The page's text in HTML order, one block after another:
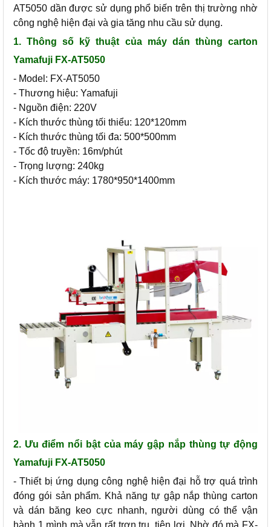
AT5050 dần được sử dụng phổ biến trên thị trường nhờ
công nghệ hiện đại và gia tăng nhu cầu sử dụng.
1. Thông số kỹ thuật của máy dán thùng carton
Yamafuji FX-AT5050
- Model: FX-AT5050
- Thương hiệu: Yamafuji
- Nguồn điện: 220V
- Kích thước thùng tối thiểu: 120*120mm
- Kích thước thùng tối đa: 500*500mm
- Tốc độ truyền: 16m/phút
- Trọng lượng: 240kg
- Kích thước máy: 1780*950*1400mm
2. Ưu điểm nổi bật của máy gập nắp thùng tự động
Yamafuji FX-AT5050
- Thiết bị ứng dụng công nghệ hiện đại hỗ trợ quá trình
đóng gói sản phẩm. Khả năng tự gập nắp thùng carton
và dán băng keo cực nhanh, người dùng có thể vận
hành 1 mình mà vẫn rất trơn tru, tiện lợi. Nhờ đó mà FX-